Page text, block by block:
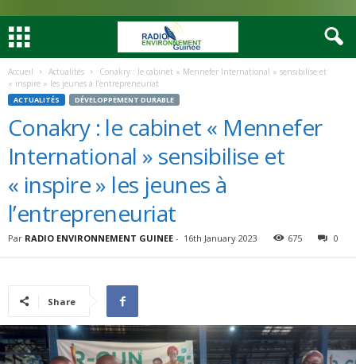
Accueil Actualités
Conakry : le cabinet « Mennefer International » sensibilise et
« inspire » les jeunes à l’entrepreneuriat
ACTUALITÉS DÉVELOPPEMENT DURABLE
Conakry : le cabinet « Mennefer
International » sensibilise et
« inspire » les jeunes à
l’entrepreneuriat
Par RADIO ENVIRONNEMENT GUINEE - 16th January 2023 675 0
Share